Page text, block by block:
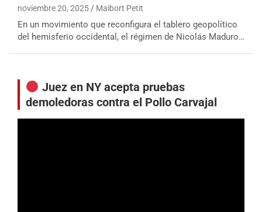
noviembre 20, 2025 Maibort Petit
En un movimiento que reconfigura el tablero geopolítico
del hemisferio occidental, el régimen de Nicolás Maduro…
Juez en NY acepta pruebas
demoledoras contra el Pollo Carvajal